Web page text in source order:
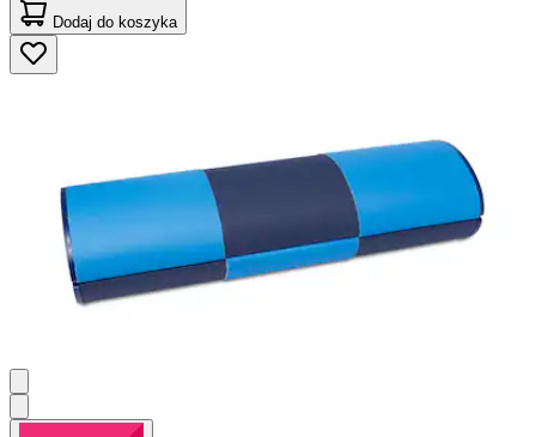
Dodaj do koszyka